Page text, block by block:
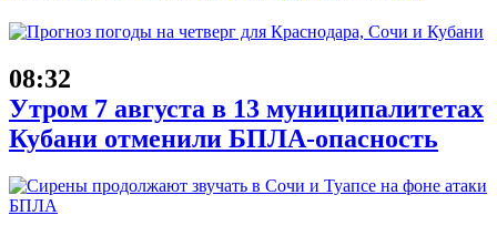
08:32
Утром 7 августа в 13 муниципалитетах
Кубани отменили БПЛА-опасность